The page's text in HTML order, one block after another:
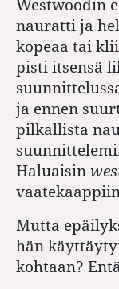
Westwoodin
nauratti ja
kopeaa tai
pisti itsensä
ja ennen
pilkallista
Haluaisin
Mutta
hän
kohtaan?